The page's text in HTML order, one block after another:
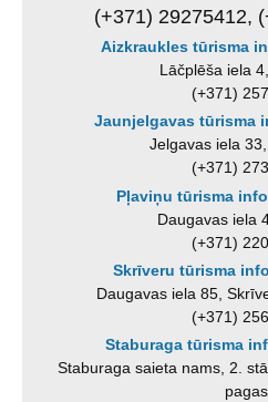
(+371) 29275412,
Aizkraukles tūrisma
Lāčplēša iela
(+371)
Jaunjelgavas tūrisma
Jelgavas iela
(+371)
Pļaviņu tūrisma
Daugavas iela
(+371)
Skrīveru tūrisma
Daugavas iela 85,
(+371)
Staburaga tūrisma
Staburaga saieta nams, 2.